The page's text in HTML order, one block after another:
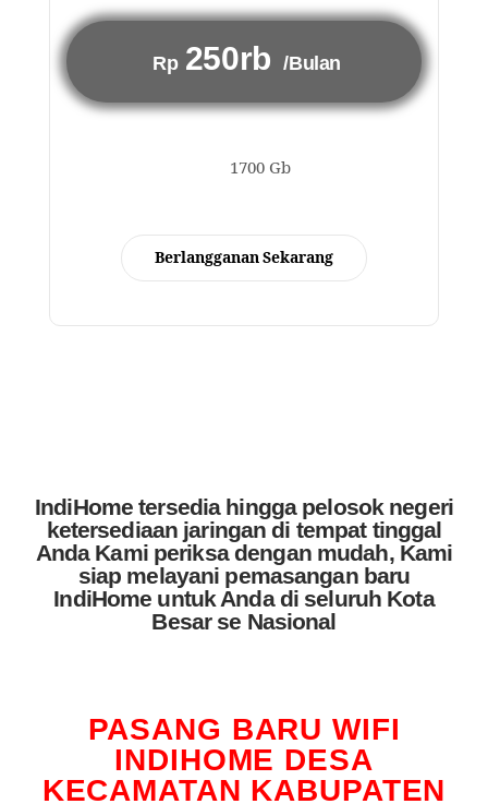
Rp 250rb /Bulan
1700 Gb
Berlangganan Sekarang
IndiHome tersedia hingga pelosok negeri
ketersediaan jaringan di tempat tinggal
Anda Kami periksa dengan mudah, Kami
siap melayani pemasangan baru
IndiHome untuk Anda di seluruh Kota
Besar se Nasional
PASANG BARU WIFI
INDIHOME DESA
KECAMATAN KABUPATEN